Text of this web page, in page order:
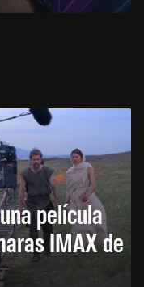
película
IMAX de